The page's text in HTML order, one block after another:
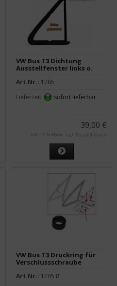
VW Bus T3 Dichtung
Ausstellfenster links o.
Art.Nr.: 1285
Lieferzeit:
sofort lieferbar
39,00 €
inkl. 19 % MwSt. zzgl. Versandkosten
VW Bus T3 Druckring für
Verschlussschraube
Art.Nr.: 1285.R